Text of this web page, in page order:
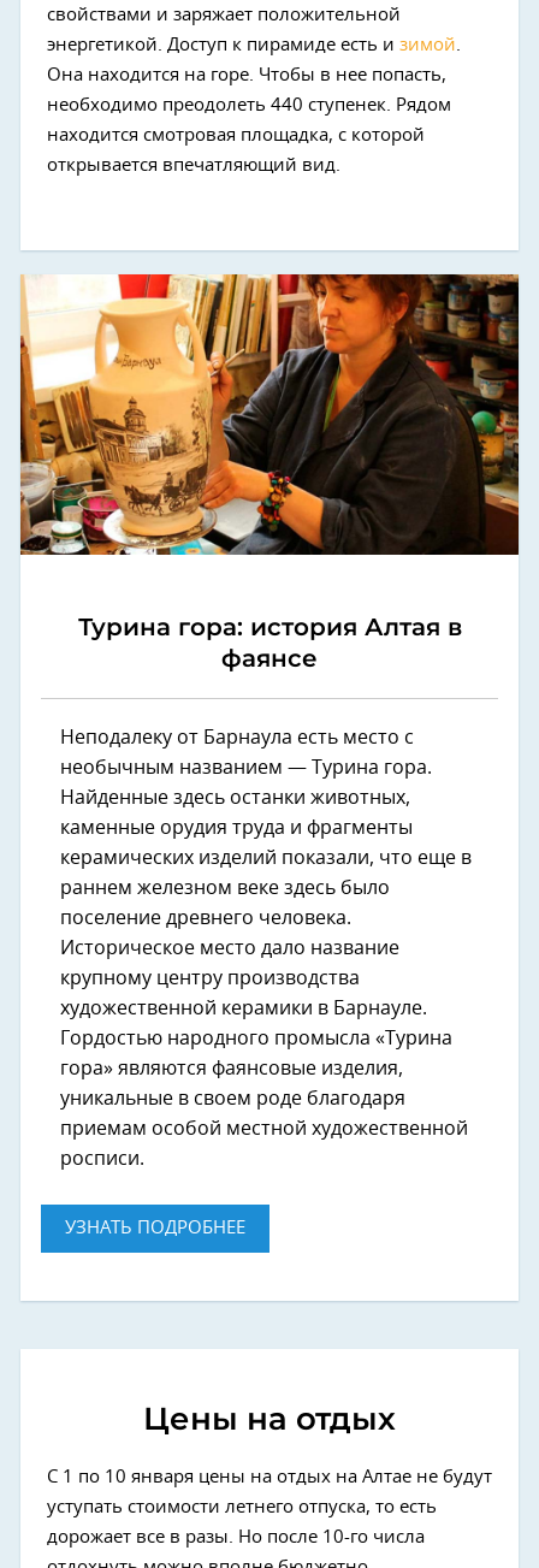
свойствами и заряжает положительной
энергетикой. Доступ к пирамиде есть и зимой.
Она находится на горе. Чтобы в нее попасть,
необходимо преодолеть 440 ступенек. Рядом
находится смотровая площадка, с которой
открывается впечатляющий вид.
Турина гора: история Алтая в
фаянсе
Неподалеку от Барнаула есть место с
необычным названием — Турина гора.
Найденные здесь останки животных,
каменные орудия труда и фрагменты
керамических изделий показали, что еще в
раннем железном веке здесь было
поселение древнего человека.
Историческое место дало название
крупному центру производства
художественной керамики в Барнауле.
Гордостью народного промысла «Турина
гора» являются фаянсовые изделия,
уникальные в своем роде благодаря
приемам особой местной художественной
росписи.
УЗНАТЬ ПОДРОБНЕЕ
Цены на отдых
С 1 по 10 января цены на отдых на Алтае не будут
уступать стоимости летнего отпуска, то есть
дорожает все в разы. Но после 10-го числа